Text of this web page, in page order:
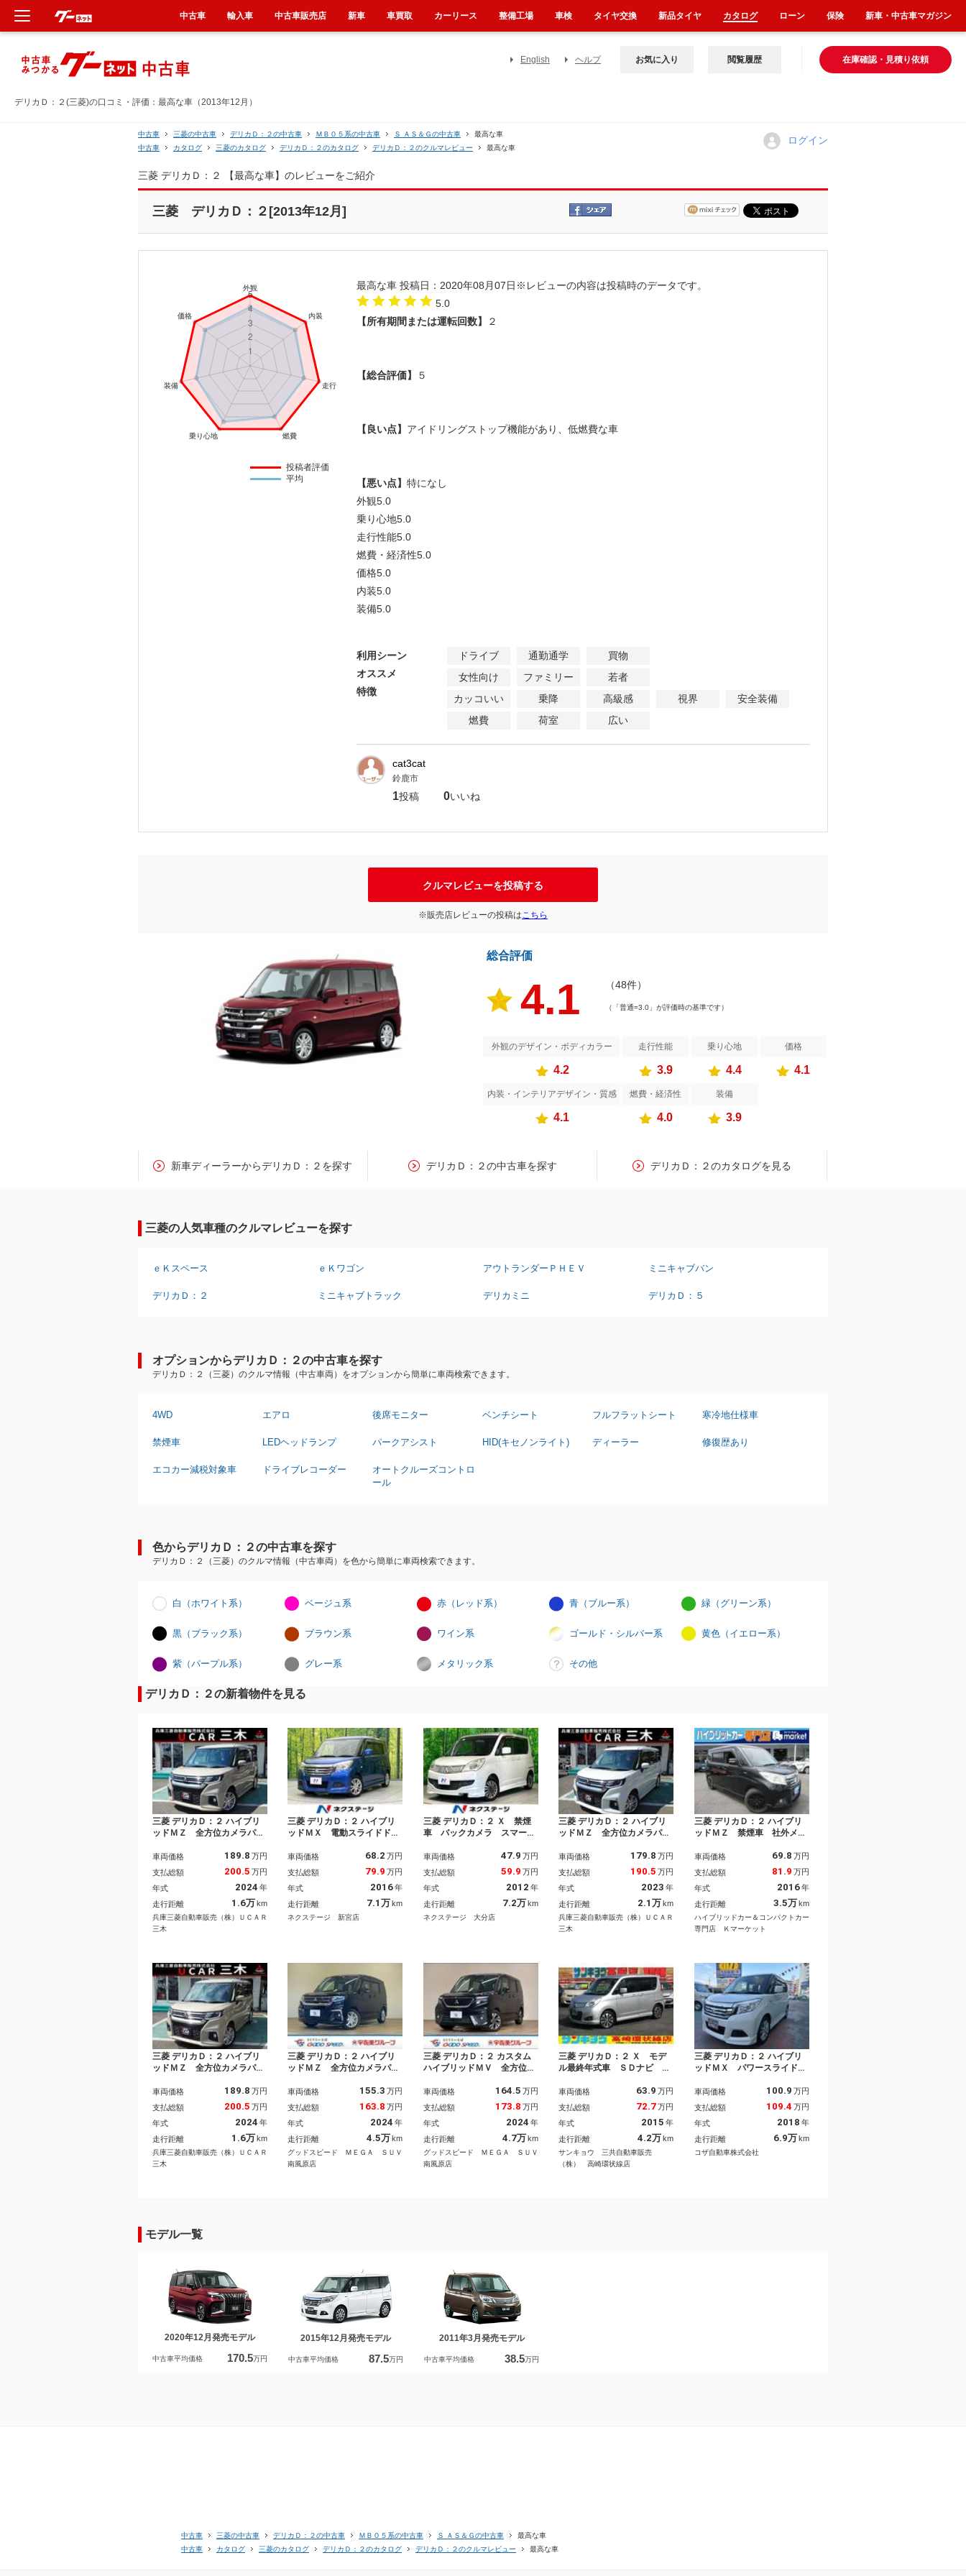
デリカＤ：２(三菱)の口コミ・評価：最高な車（2013年12月）
English ヘルプ 在庫確認・見積り依頼
お気に入り 閲覧履歴
中古車 三菱の中古車 デリカＤ：２の中古車 ＭＢ０５系の中古車 Ｓ ＡＳ＆Ｇの中古車
最高な車
中古車
カタログ 三菱のカタログ デリカＤ：２のカタログ デリカＤ：２のクルマレビュー 最高な車
ログイン
三菱 デリカＤ：２ 【最高な車】のレビューをご紹介
三菱 デリカＤ：２[2013年12月]
投稿者評価
平均
最高な車 投稿日：2020年08月07日 ※レビューの内容は投稿時のデータです。
5.0
【所有期間または運転回数】
２
【総合評価】 ５
【良い点】 アイドリングストップ機能があり、低燃費な車
【悪い点】 特になし
外観5.0
乗り心地5.0
走行性能5.0
燃費・経済性5.0
価格5.0
内装5.0
装備5.0
利用シーン ドライブ 通勤通学
買物
オススメ
女性向け ファミリー
若者
特徴
カッコいい 乗降 高級感 視界
安全装備
燃費
荷室 広い
cat3cat
鈴鹿市
1投稿 0いいね
クルマレビューを投稿する
※販売店レビューの投稿はこちら
総合評価
4.1 （48件）
（「普通=3.0」が評価時の基準です）
外観のデザイン・ボディカラー 走行性能 乗り心地 価格
4.2 3.9 4.4 4.1
内装・インテリアデザイン・質感 燃費・経済性 装備
4.1 4.0 3.9
新車ディーラーからデリカＤ：２を探す デリカＤ：２の中古車を探す デリカＤ：２のカタログを見る
三菱の人気車種のクルマレビューを探す
ｅＫスペース ｅＫワゴン アウトランダーＰＨＥＶ ミニキャブバン
デリカＤ：２ ミニキャブトラック デリカミニ デリカＤ：５
オプションからデリカＤ：２の中古車を探す
デリカＤ：２（三菱）のクルマ情報（中古車両）をオプションから簡単に車両検索できます。
4WD エアロ 後席モニター ベンチシート フルフラットシート 寒冷地仕様車
禁煙車 LEDヘッドランプ パークアシスト HID(キセノンライト) ディーラー 修復歴あり
エコカー減税対象車 ドライブレコーダー
オートクルーズコントロ
ール
色からデリカＤ：２の中古車を探す
デリカＤ：２（三菱）のクルマ情報（中古車両）を色から簡単に車両検索できます。
白（ホワイト系） ベージュ系 赤（レッド系） 青（ブルー系） 緑（グリーン系）
黒（ブラック系） ブラウン系 ワイン系 ゴールド・シルバー系 黄色（イエロー系）
紫（パープル系） グレー系 メタリック系 その他
デリカＤ：２の新着物件を見る
三菱 デリカＤ：２ ハイブリ
ッドＭＺ 全方位カメラパッ
チアラウンドモニター フロ
ントドライブレコーダー Ｅ
ＴＣ シートヒーター クル
ーズコントロール 両側電動
スライドドア スマートキ
ー ヘッドアップディスプレ
イ オートライト
車両価格 189.8 万円
支払総額 200.5 万円
年式 2024 年
走行距離 1.6万km
兵庫三菱自動車販売（株）ＵＣＡＲ
三木
三菱 デリカＤ：２ ハイブリ
ッドＭＸ 電動スライドド
テム クルーズコントロー
ル ＥＴＣ シートヒータ
ー スマートキー 禁煙車
コーナーセンサー 純正１５
インチアルミ 車線逸脱警
報 オートエアコン
車両価格 68.2 万円
支払総額 79.9 万円
年式 2016 年
走行距離 7.1万 km
ネクステージ 新宮店
三菱 デリカＤ：２ Ｘ 禁煙
車 バックカメラ スマート
オ デジタルインナーミラ
ー ドラレコ オートエアコ
ン 電動スライドドア ＣＤ
／ＤＶＤ再生 フォグラン
プ 電動格納ドアミラー １
４インチＡＷ
車両価格 47.9 万円
支払総額 59.9 万円
年式 2012 年
走行距離 7.2万km
ネクステージ 大分店
三菱 デリカＤ：２ ハイブリ
ッドＭＺ 全方位カメラパッ
チアラウンドモニター フロ
ントドライブレコーダー Ｅ
ＴＣ シートヒーター クル
ーズコントロール 両側電動
スライドドア スマートキ
ー ヘッドアップディスプレ
イ オートライト
車両価格 179.8 万円
支払総額 190.5 万円
年式 2023 年
走行距離 2.1万km
兵庫三菱自動車販売（株）ＵＣＡＲ
三木
三菱 デリカＤ：２ ハイブリ
ッドＭＺ 禁煙車 社外メモ
ｈ接続 アラウンドビューモ
ニター フルセグＴＶ ＣＤ
／ＤＶＤ再生 前方ドラレ
コ 両側スライドドア オー
トクルーズコントロール ス
テアリングリモコン ＥＴＣ
車両価格 69.8 万円
支払総額 81.9 万円
年式 2016年
走行距離 3.5万km
ハイブリッドカー＆コンパクトカー
専門店 Ｋマーケット
三菱 デリカＤ：２ ハイブリ
ッドＭＺ 全方位カメラパッ
チアラウンドモニター フロ
ントドライブレコーダー Ｅ
ＴＣ シートヒーター クル
ーズコントロール 両側電動
スライドドア スマートキ
ー ヘッドアップディスプレ
イ オートライト
車両価格 189.8 万円
支払総額 200.5 万円
年式 2024 年
走行距離 1.6万km
兵庫三菱自動車販売（株）ＵＣＡＲ
三木
三菱 デリカＤ：２ ハイブリ
ッドＭＺ 全方位カメラパッ
電動スライドドア／Ｅ－アシ
スト／フロントシートヒータ
ー／ヘッドアップディスプレ
イ／コーナーセンサー／ＬＥ
Ｄヘッドライト／ＥＴＣ車載
器／プッシュスタート／オー
トライト／ＣＤ・ＤＶＤ再生
車両価格 155.3 万円
支払総額 163.8 万円
年式 2024 年
走行距離 4.5万 km
グッドスピード ＭＥＧＡ ＳＵＶ
南風原店
三菱 デリカＤ：２ カスタム
ハイブリッドＭＶ 全方位カ
リアナビ／両側電動スライド
ドア／後席サーキュレーター
／スズキセーフティサポート
／ヘッドアップディスプレイ
／コーナーセンサー／アイド
リングストップ機能／後席サ
ンシェード／オートライト
車両価格 164.5 万円
支払総額 173.8 万円
年式 2024 年
走行距離 4.7万km
グッドスピード ＭＥＧＡ ＳＵＶ
南風原店
三菱 デリカＤ：２ Ｘ モデ
ル最終年式車 ＳＤナビ フ
デオ Ｂｌｕｅｔｏｏｔｈ
バックカメラ 電動ドア 低
車速域衝突被害軽減ブレー
キ ＡＢＳ Ｗエアバック
スマートキー Ｐガラス Ｅ
ＴＣ禁煙車
車両価格 63.9 万円
支払総額 72.7万円
年式 2015 年
走行距離 4.2万km
サンキョウ 三共自動車販売
（株） 高崎環状線店
三菱 デリカＤ：２ ハイブリ
ッドＭＸ パワースライドド
オートエアコン・純正アルミ
ホイール・プッシュスター
ト・スマートキー
車両価格 100.9 万円
支払総額 109.4 万円
年式 2018 年
走行距離 6.9万km
コザ自動車株式会社
モデル一覧
2020年12月発売モデル
中古車平均価格 170.5万円
2015年12月発売モデル
中古車平均価格 87.5万円
2011年3月発売モデル
中古車平均価格 38.5万円
中古車 三菱の中古車 デリカＤ：２の中古車 ＭＢ０５系の中古車 Ｓ ＡＳ＆Ｇの中古車
最高な車
中古車
カタログ 三菱のカタログ デリカＤ：２のカタログ デリカＤ：２のクルマレビュー 最高な車
中古車 輸入車 中古車販売店 新車 車買取 カーリース 整備工場 車検 タイヤ交換 新品タイヤ カタログ ローン 保険 新車・中古車マガジン
新車
中古車